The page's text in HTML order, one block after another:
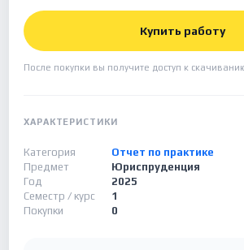
Купить работу
После покупки вы получите доступ к
ХАРАКТЕРИСТИКИ
Категория
Отчет по практике
Предмет
Юриспруденция
Год
2025
Семестр / курс
1
Покупки
0